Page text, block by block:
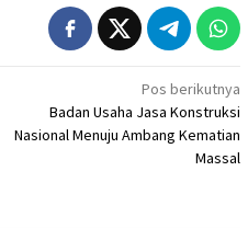
Pos berikutnya
Badan Usaha Jasa Konstruksi
Nasional Menuju Ambang Kematian
Massal